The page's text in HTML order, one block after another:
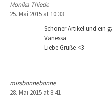
Monika Thiede
25. Mai 2015 at 10:33
Schöner Artikel und ein
Vanessa
Liebe Grüße <3
missbonnebonne
28. Mai 2015 at 8:41